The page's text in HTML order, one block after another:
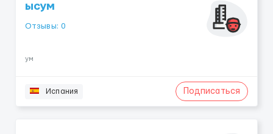
ысум
Отзывы: 0
ум
Испания Подписаться